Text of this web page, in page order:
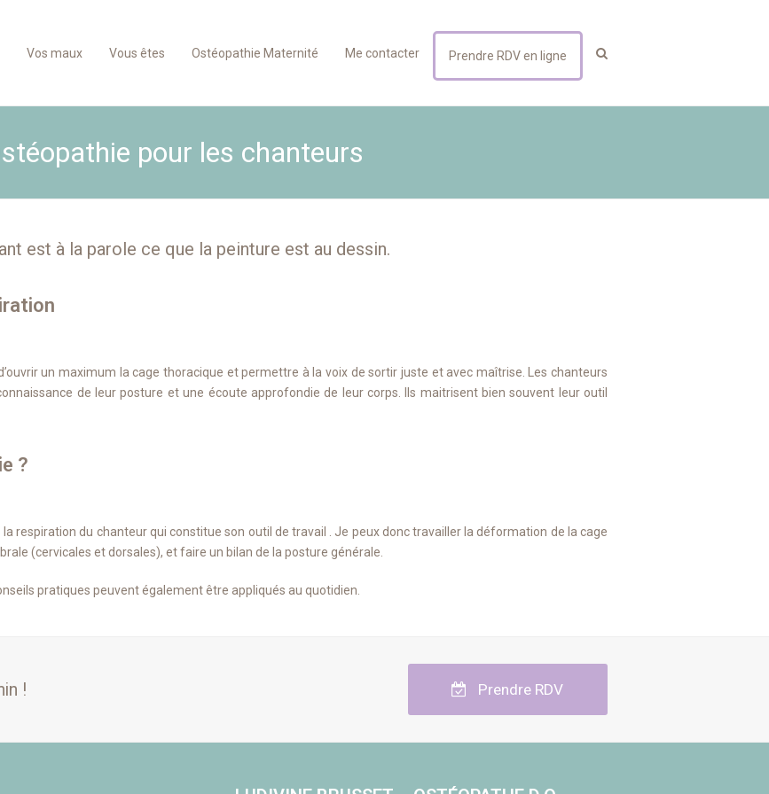
Vos maux Vous êtes Ostéopathie Maternité Me contacter Prendre RDV en ligne
pour les chanteurs
est à la parole ce que la peinture est au dessin.
un maximum la cage thoracique et permettre à la voix de sortir juste et avec maîtrise. Les chanteurs
de leur posture et une écoute approfondie de leur corps. Ils maitrisent bien souvent leur outil
?
la respiration du chanteur qui constitue son outil de travail . Je peux donc travailler la déformation de la cage
(cervicales et dorsales), et faire un bilan de la posture générale.
pratiques peuvent également être appliqués au quotidien.
! Prendre RDV